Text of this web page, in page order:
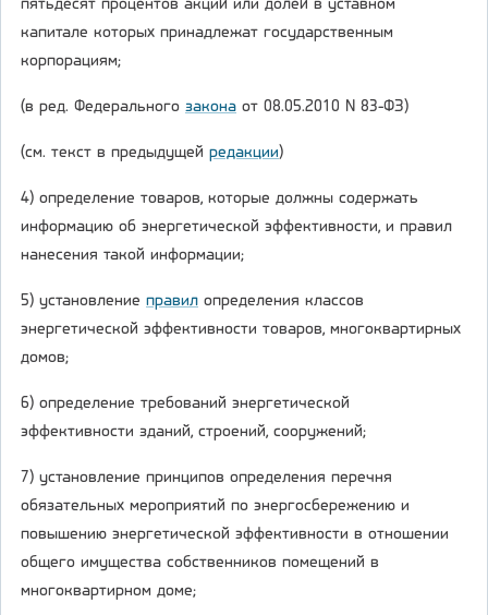
пятьдесят процентов акций или долей в уставном
капитале которых принадлежат государственным
корпорациям;
(в ред. Федерального закона от 08.05.2010 N 83-ФЗ)
(см. текст в предыдущей редакции)
4) определение товаров, которые должны содержать
информацию об энергетической эффективности, и правил
нанесения такой информации;
5) установление правил определения классов
энергетической эффективности товаров, многоквартирных
домов;
6) определение требований энергетической
эффективности зданий, строений, сооружений;
7) установление принципов определения перечня
обязательных мероприятий по энергосбережению и
повышению энергетической эффективности в отношении
общего имущества собственников помещений в
многоквартирном доме;